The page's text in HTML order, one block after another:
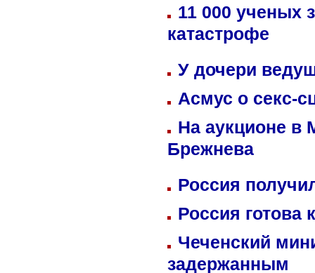
11 000 ученых
катастрофе
У дочери
Асмус о секс-
На аукционе в
Брежнева
Россия
Россия готова
Чеченский